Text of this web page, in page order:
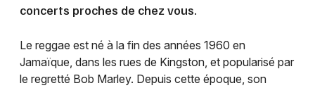
concerts proches de chez vous.
Le reggae est né à la fin des années 1960 en
Jamaïque, dans les rues de Kingston, et popularisé par
le regretté Bob Marley. Depuis cette époque, son